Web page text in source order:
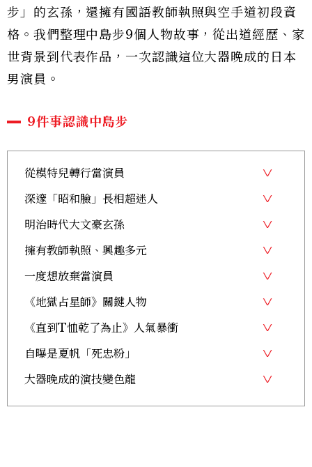
步」的玄孫，還擁有國語教師執照與空手道初段資
格。我們整理中島步9個人物故事，從出道經歷、家
世背景到代表作品，一次認識這位大器晚成的日本
男演員。
9件事認識中島步
從模特兒轉行當演員
深邃「昭和臉」長相超迷人
明治時代大文豪玄孫
擁有教師執照、興趣多元
一度想放棄當演員
《地獄占星師》關鍵人物
《直到T恤乾了為止》人氣暴衝
自曝是夏帆「死忠粉」
大器晚成的演技變色龍